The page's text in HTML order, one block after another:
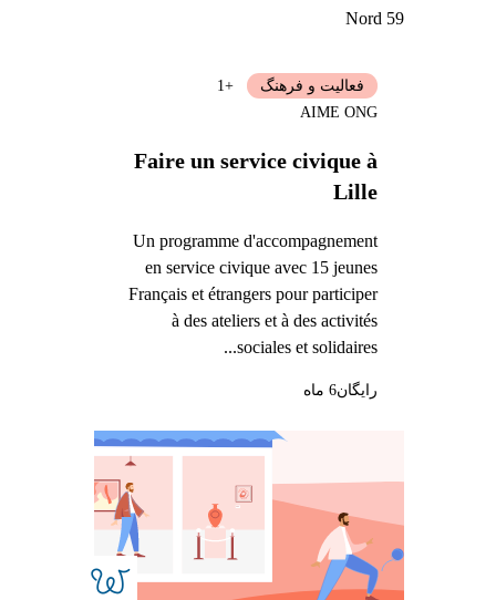
Nord 59
Faire un service civique à
Lille
Un programme d'accompagnement
en service civique avec 15 jeunes
Français et étrangers pour participer
à des ateliers et à des activités
sociales et solidaires...
فعالیت و فرهنگ
+1
AIME ONG
رایگان6 ماه